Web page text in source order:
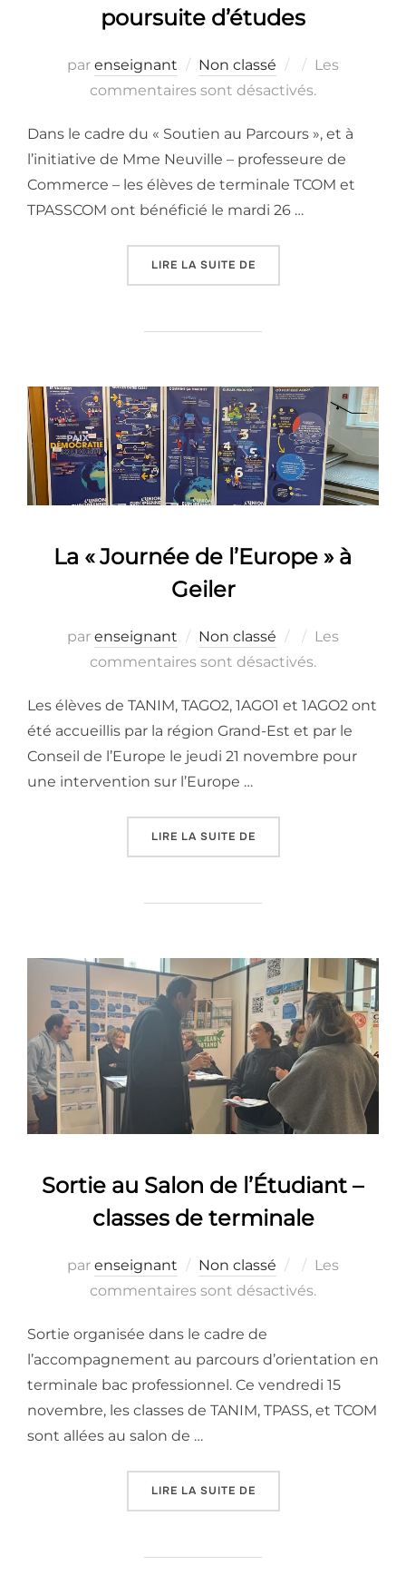
poursuite d’études
par enseignant Non classé
Publié
le
Les
commentaires sont désactivés.
Dans le cadre du « Soutien au Parcours », et à
l’initiative de Mme Neuville – professeure de
Commerce – les élèves de terminale TCOM et
TPASSCOM ont bénéficié le mardi 26 …
LIRE LA SUITE DE« BAC PRO : LEVER LES
La « Journée de l’Europe » à
Geiler
par enseignant Non classé
Publié
le
Les
commentaires sont désactivés.
Les élèves de TANIM, TAGO2, 1AGO1 et 1AGO2 ont
été accueillis par la région Grand-Est et par le
Conseil de l’Europe le jeudi 21 novembre pour
une intervention sur l’Europe …
LIRE LA SUITE DE« LA « JOURNÉE DE
Sortie au Salon de l’Étudiant –
classes de terminale
par enseignant Non classé
Publié
le
Les
commentaires sont désactivés.
Sortie organisée dans le cadre de
l’accompagnement au parcours d’orientation en
terminale bac professionnel. Ce vendredi 15
novembre, les classes de TANIM, TPASS, et TCOM
sont allées au salon de …
LIRE LA SUITE DE« SORTIE AU SALON DE